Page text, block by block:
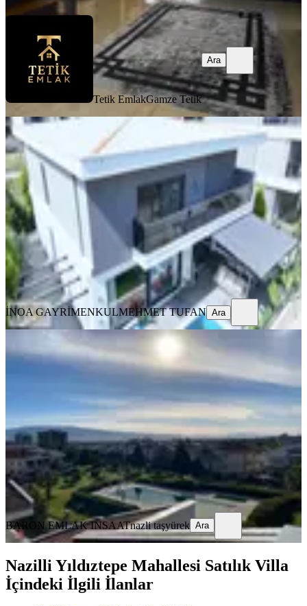
Tetik EmlakGamze Tetik
Ara
Nazilli Dallıcada Satılık, Havuzlu 4+1,
Ultra Lüks Villa
Nazilli, Dallıca Mahallesi
4+1
20.05.2026
18.500.000 ₺
İNOA GAYRİMENKULMEHMET TUFAN
Ara
İNOA GAYRİMENKULMEHMET TUFAN Ara
Dallıca Mevkisinde Lüxs Villa 4+1
Triplexs
4+1·410 m² 13.05.2026
16.500.000 ₺
BARON EMLAK INSAATnazli taşyürek
Ara
BARON EMLAK INSAATnazli taşyürek Ara
Nazilli Yıldıztepe Mahallesi Satılık Villa
İçindeki İlgili İlanlar